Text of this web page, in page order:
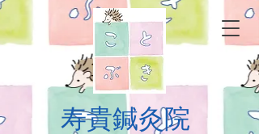
​寿貴鍼灸院